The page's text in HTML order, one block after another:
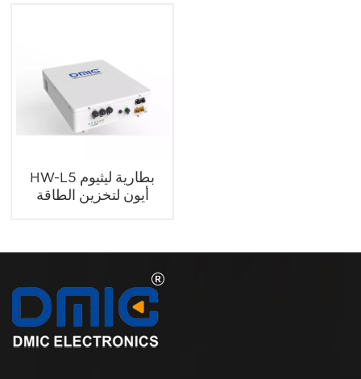
HW-L5 بطارية ليثيوم
أيون لتخزين الطاقة